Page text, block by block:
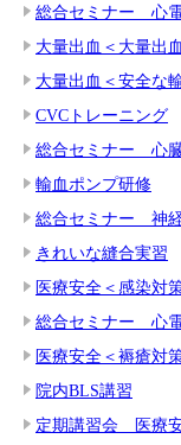
総合セミナー 心
大量出血＜大量出
大量出血＜安全な
CVCトレーニング
総合セミナー 心
輸血ポンプ研修
総合セミナー 神
きれいな縫合実習
医療安全＜感染対
総合セミナー 心
医療安全＜褥瘡対
院内BLS講習
定期講習会 医療安